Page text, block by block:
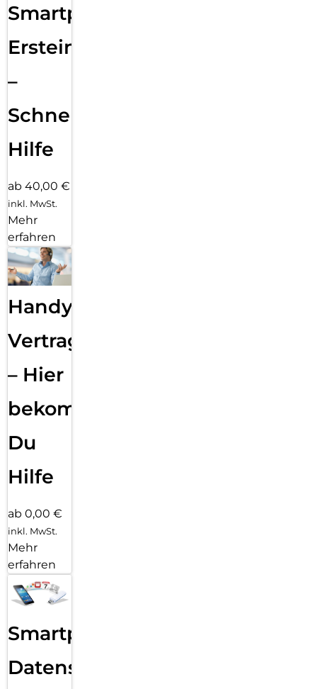
Smartphone
Ersteinrichtung
–
Schnelle
Hilfe
ab 40,00 €
inkl. MwSt.
Mehr
erfahren
Handy
Vertragsabwicklung
– Hier
bekommst
Du
Hilfe
ab 0,00 €
inkl. MwSt.
Mehr
erfahren
Smartphone
Datensicherung